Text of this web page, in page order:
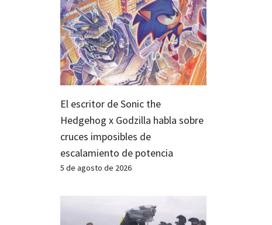
El escritor de Sonic the
Hedgehog x Godzilla habla sobre
cruces imposibles de
escalamiento de potencia
5 de agosto de 2026